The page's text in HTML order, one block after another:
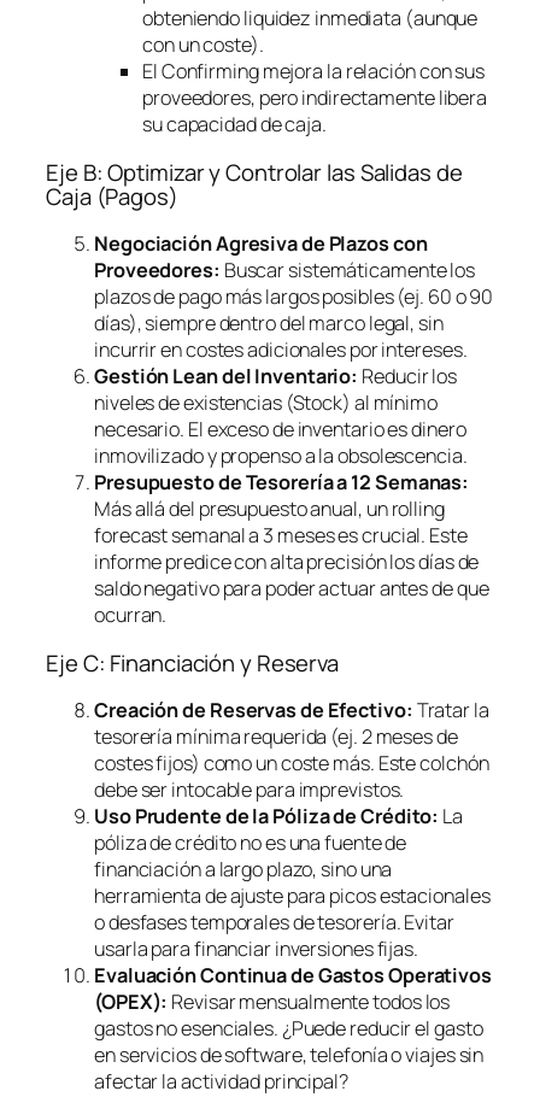
obteniendo liquidez inmediata (aunque
con un coste).
ElConfirmingmejora la relación con sus
proveedores, pero indirectamente libera
su capacidad de caja.
Eje B: Optimizar y Controlar las Salidas de
Caja (Pagos)
Negociación Agresiva de Plazos con
Proveedores: Buscar sistemáticamente los
plazos de pago más largos posibles (ej. 60 o 90
días), siempre dentro del marco legal, sin
incurrir en costes adicionales por intereses.
Gestión Lean del Inventario: Reducir los
niveles de existencias (Stock) al mínimo
necesario. El exceso de inventario es dinero
inmovilizado y propenso a la obsolescencia.
Presupuesto de Tesorería a 12 Semanas:
Más allá del presupuesto anual, unrolling
forecastsemanal a 3 meses es crucial. Este
informe predice con alta precisión los días de
saldo negativo para poder actuar antes de que
ocurran.
Eje C: Financiación y Reserva
Creación de Reservas de Efectivo: Tratar la
tesorería mínima requerida (ej. 2 meses de
costes fijos) como un coste más. Este colchón
debe ser intocable para imprevistos.
Uso Prudente de la Póliza de Crédito: La
póliza de crédito no es una fuente de
financiación a largo plazo, sino una
herramienta de ajuste para picos estacionales
o desfases temporales de tesorería. Evitar
usarla para financiar inversiones fijas.
Evaluación Continua de Gastos Operativos
(OPEX): Revisar mensualmente todos los
gastos no esenciales. ¿Puede reducir el gasto
en servicios desoftware, telefonía o viajes sin
afectar la actividad principal?